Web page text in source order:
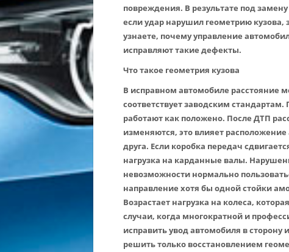
повреждения. В результате под
если удар нарушил геометрию
узнаете, почему управление
исправляют такие дефекты.
Что такое геометрия кузова
В исправном автомобиле расстояние
соответствует заводским
работают как положено. После ДТП
изменяются, это влияет расположение
друга. Если коробка передач
нагрузка на карданные валы.
невозможности нормально
направление хотя бы одной стойки
Возрастает нагрузка на колеса,
случаи, когда многократной и
исправить увод автомобиля в
решить только восстановлением